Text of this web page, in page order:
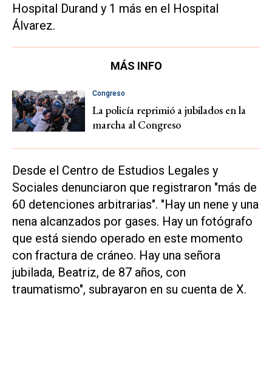
Hospital Durand y 1 más en el Hospital
Álvarez.
MÁS INFO
Congreso
La policía reprimió a jubilados en la
marcha al Congreso
Desde el Centro de Estudios Legales y
Sociales denunciaron que registraron "más de
60 detenciones arbitrarias". "Hay un nene y una
nena alcanzados por gases. Hay un fotógrafo
que está siendo operado en este momento
con fractura de cráneo. Hay una señora
jubilada, Beatriz, de 87 años, con
traumatismo", subrayaron en su cuenta de X.